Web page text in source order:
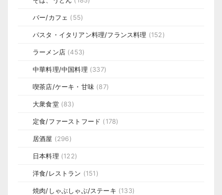
バー/カフェ (55)
パスタ・イタリアン料理/フランス料理 (152)
ラーメン店 (453)
中華料理/中国料理 (337)
喫茶店/ケーキ・甘味 (87)
大衆食堂(83)
定食/ファーストフード (178)
居酒屋 (296)
日本料理 (122)
洋食/レストラン (151)
焼肉/しゃぶしゃぶ/ステーキ (133)